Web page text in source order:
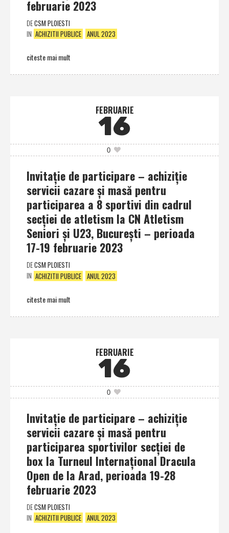
februarie 2023
DECSM PLOIESTI
IN ACHIZITII PUBLICE ANUL 2023
citeste mai mult
FEBRUARIE
16
0
Invitaţie de participare – achiziţie
servicii cazare şi masă pentru
participarea a 8 sportivi din cadrul
secţiei de atletism la CN Atletism
Seniori şi U23, Bucureşti – perioada
17-19 februarie 2023
DECSM PLOIESTI
IN ACHIZITII PUBLICE ANUL 2023
citeste mai mult
FEBRUARIE
16
0
Invitaţie de participare – achiziţie
servicii cazare şi masă pentru
participarea sportivilor secţiei de
box la Turneul Internaţional Dracula
Open de la Arad, perioada 19-28
februarie 2023
DECSM PLOIESTI
IN ACHIZITII PUBLICE ANUL 2023